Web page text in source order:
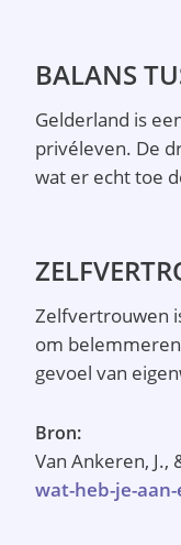
BALANS
Gelderland is
privéleven. De
wat er echt toe
Zelfvertrouwen
om
gevoel van
Bron:
Van Ankeren, J.,
wat-heb-je-